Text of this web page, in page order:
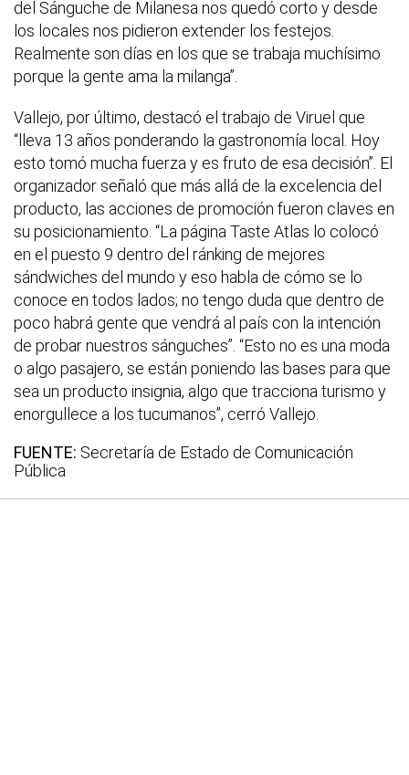
del Sánguche de Milanesa nos quedó corto y desde
los locales nos pidieron extender los festejos.
Realmente son días en los que se trabaja muchísimo
porque la gente ama la milanga”.
Vallejo, por último, destacó el trabajo de Viruel que
“lleva 13 años ponderando la gastronomía local. Hoy
esto tomó mucha fuerza y es fruto de esa decisión”. El
organizador señaló que más allá de la excelencia del
producto, las acciones de promoción fueron claves en
su posicionamiento. “La página Taste Atlas lo colocó
en el puesto 9 dentro del ránking de mejores
sándwiches del mundo y eso habla de cómo se lo
conoce en todos lados; no tengo duda que dentro de
poco habrá gente que vendrá al país con la intención
de probar nuestros sánguches”. “Esto no es una moda
o algo pasajero, se están poniendo las bases para que
sea un producto insignia, algo que tracciona turismo y
enorgullece a los tucumanos”, cerró Vallejo.
FUENTE: Secretaría de Estado de Comunicación
Pública